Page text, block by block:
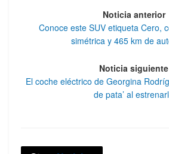
Noticia anterior
Conoce este SUV etiqueta Cero,
simétrica y 465 km de
Noticia siguiente
El coche eléctrico de Georgina
de pata’ al